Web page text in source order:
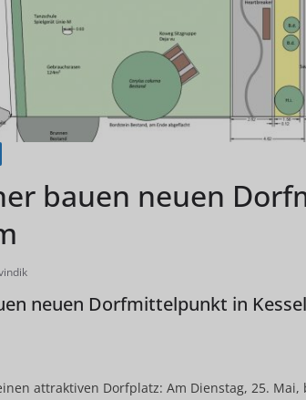
bauen neuen
neuen Dorfmittelpunkt in
attraktiven Dorfplatz: Am Dienstag, 25.